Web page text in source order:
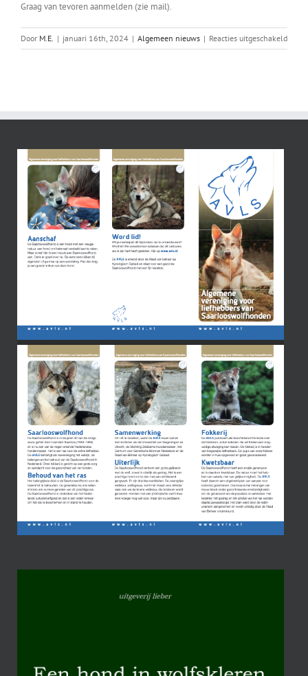
Graag van tevoren aanmelden (zie mail).
Door M.E. | januari 16th, 2024 | Algemeen nieuws | Reacties uitgeschakeldvoor